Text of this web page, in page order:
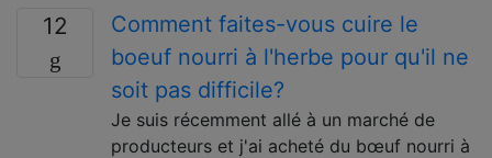
12
Comment faites-vous cuire le
boeuf nourri à l'herbe pour qu'il ne
soit pas difficile?
Je suis récemment allé à un marché de
producteurs et j'ai acheté du bœuf nourri à